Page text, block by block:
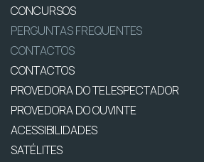
CONCURSOS
PERGUNTAS FREQUENTES
CONTACTOS
CONTACTOS
PROVEDORA DO TELESPECTADOR
PROVEDORA DO OUVINTE
ACESSIBILIDADES
SATÉLITES